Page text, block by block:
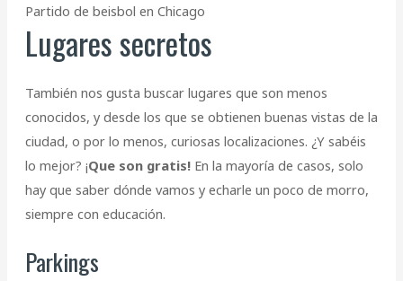
Partido de beisbol en Chicago
Lugares secretos
También nos gusta buscar lugares que son menos
conocidos, y desde los que se obtienen buenas vistas de la
ciudad, o por lo menos, curiosas localizaciones. ¿Y sabéis
lo mejor? ¡Que son gratis!En la mayoría de casos, solo
hay que saber dónde vamos y echarle un poco de morro,
siempre con educación.
Parkings